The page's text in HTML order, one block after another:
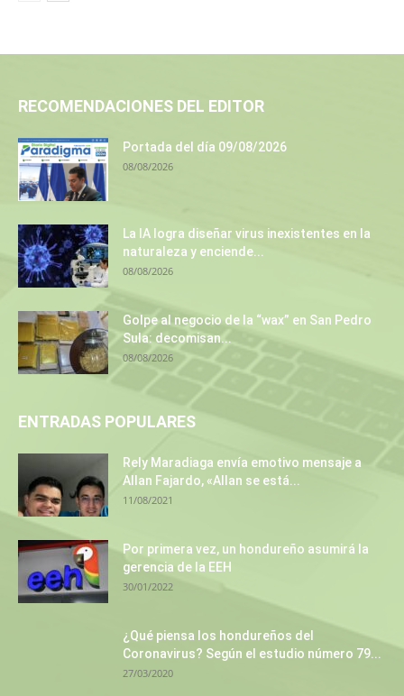
RECOMENDACIONES DEL EDITOR
Portada del día 09/08/2026
08/08/2026
La IA logra diseñar virus inexistentes en la
naturaleza y enciende...
08/08/2026
Golpe al negocio de la “wax” en San Pedro
Sula: decomisan...
08/08/2026
ENTRADAS POPULARES
Rely Maradiaga envía emotivo mensaje a
Allan Fajardo, «Allan se está...
11/08/2021
Por primera vez, un hondureño asumirá la
gerencia de la EEH
30/01/2022
¿Qué piensa los hondureños del
Coronavirus? Según el estudio número 79...
27/03/2020